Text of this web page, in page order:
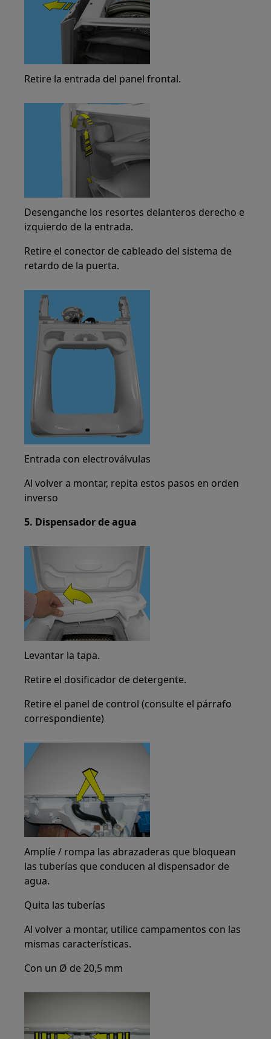
Retire la entrada del panel frontal.
Desenganche los resortes delanteros derecho e
izquierdo de la entrada.
Retire el conector de cableado del sistema de
retardo de la puerta.
Entrada con electroválvulas
Al volver a montar, repita estos pasos en orden
inverso
5. Dispensador de agua
Levantar la tapa.
Retire el dosificador de detergente.
Retire el panel de control (consulte el párrafo
correspondiente)
Amplíe / rompa las abrazaderas que bloquean
las tuberías que conducen al dispensador de
agua.
Quita las tuberías
Al volver a montar, utilice campamentos con las
mismas características.
Con un Ø de 20,5 mm